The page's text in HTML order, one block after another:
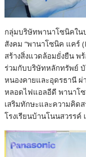
กลุ่มบริษัทพานาโซนิคใน
สังคม “พานาโซนิค แคร์
สร้างสิ่งแวดล้อมยั่งยืน
ร่วมกับบริษัทหลักทรัพย์
หนองคายและอุดรธานี
หลอดไฟแอลอีดี พานาโ
เสริมทักษะและความคิด
โรงเรียนบ้านโนนสวรรค์